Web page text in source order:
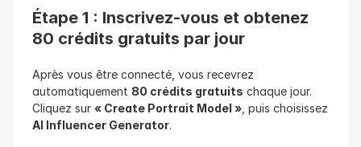
Étape 1 : Inscrivez-vous et obtenez
80 crédits gratuits par jour
Après vous être connecté, vous recevrez
automatiquement 80 crédits gratuits chaque jour.
Cliquez sur « Create Portrait Model »
AI Influencer Generator.